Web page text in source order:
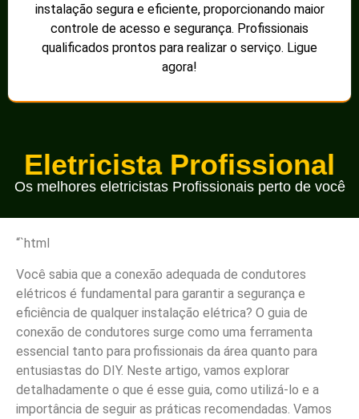
instalação segura e eficiente, proporcionando maior
controle de acesso e segurança. Profissionais
qualificados prontos para realizar o serviço. Ligue
agora!
Eletricista Profissional
Os melhores eletricistas Profissionais perto de você
“`html
Você sabia que a conexão adequada de condutores
elétricos é fundamental para garantir a segurança e
eficiência de qualquer instalação elétrica? O guia de
conexão de condutores surge como uma ferramenta
essencial tanto para profissionais da área quanto para
entusiastas do DIY. Neste artigo, vamos explorar
detalhadamente o que é esse guia, como utilizá-lo e a
importância de seguir as práticas recomendadas. Vamos